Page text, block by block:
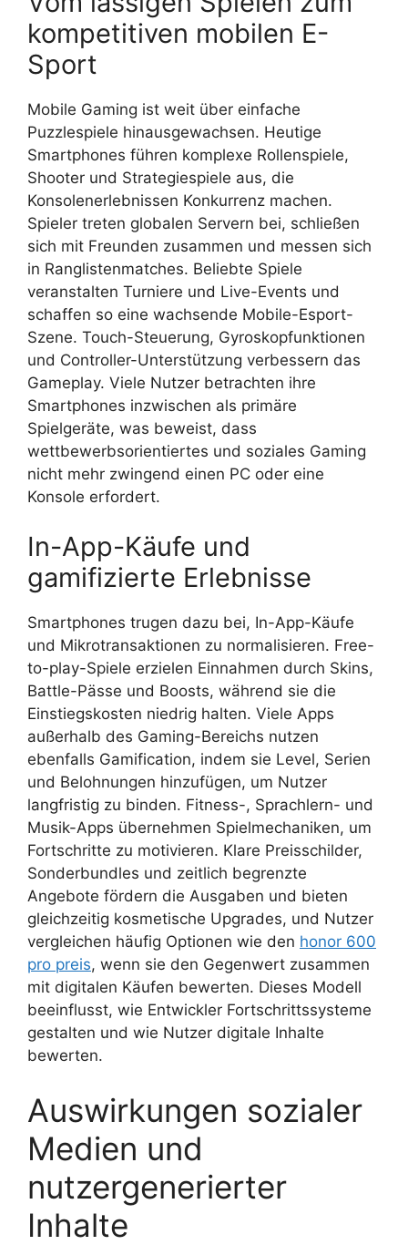
kompetitiven mobilen E-
Sport
Mobile Gaming ist weit über einfache
Puzzlespiele hinausgewachsen. Heutige
Smartphones führen komplexe Rollenspiele,
Shooter und Strategiespiele aus, die
Konsolenerlebnissen Konkurrenz machen.
Spieler treten globalen Servern bei, schließen
sich mit Freunden zusammen und messen sich
in Ranglistenmatches. Beliebte Spiele
veranstalten Turniere und Live-Events und
schaffen so eine wachsende Mobile-Esport-
Szene. Touch-Steuerung, Gyroskopfunktionen
und Controller-Unterstützung verbessern das
Gameplay. Viele Nutzer betrachten ihre
Smartphones inzwischen als primäre
Spielgeräte, was beweist, dass
wettbewerbsorientiertes und soziales Gaming
nicht mehr zwingend einen PC oder eine
Konsole erfordert.
In-App-Käufe und
gamifizierte Erlebnisse
Smartphones trugen dazu bei, In-App-Käufe
und Mikrotransaktionen zu normalisieren. Free-
to-play-Spiele erzielen Einnahmen durch Skins,
Battle-Pässe und Boosts, während sie die
Einstiegskosten niedrig halten. Viele Apps
außerhalb des Gaming-Bereichs nutzen
ebenfalls Gamification, indem sie Level, Serien
und Belohnungen hinzufügen, um Nutzer
langfristig zu binden. Fitness-, Sprachlern- und
Musik-Apps übernehmen Spielmechaniken, um
Fortschritte zu motivieren. Klare Preisschilder,
Sonderbundles und zeitlich begrenzte
Angebote fördern die Ausgaben und bieten
gleichzeitig kosmetische Upgrades, und Nutzer
vergleichen häufig Optionen wie den honor 600
pro preis, wenn sie den Gegenwert zusammen
mit digitalen Käufen bewerten. Dieses Modell
beeinflusst, wie Entwickler Fortschrittssysteme
gestalten und wie Nutzer digitale Inhalte
bewerten.
Auswirkungen sozialer
Medien und
nutzergenerierter
Inhalte